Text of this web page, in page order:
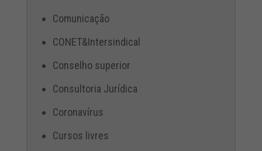
Comunicação
CONET&Intersindical
Conselho superior
Consultoria Jurídica
Coronavírus
Cursos livres